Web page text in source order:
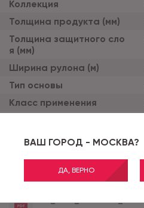
ВАШ ГОРОД - МОСКВА?
ДА, ВЕРНО
Коллекция
Толщина продукта (мм)
Толщина защитного сло
я (мм)
Ширина рулона (м)
Тип основы
Класс применения
Все характеристики
CV_BELARUS_TEX.pdf